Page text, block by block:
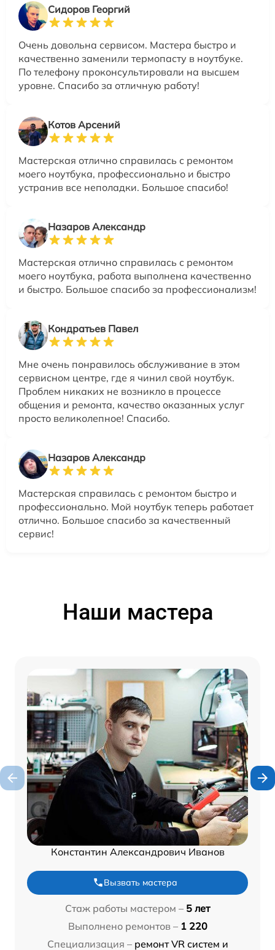
Сидоров Георгий
Очень довольна сервисом. Мастера быстро и
качественно заменили термопасту в ноутбуке.
По телефону проконсультировали на высшем
уровне. Спасибо за отличную работу!
Котов Арсений
Мастерская отлично справилась с ремонтом
моего ноутбука, профессионально и быстро
устранив все неполадки. Большое спасибо!
Назаров Александр
Мастерская отлично справилась с ремонтом
моего ноутбука, работа выполнена качественно
и быстро. Большое спасибо за профессионализм!
Кондратьев Павел
Мне очень понравилось обслуживание в этом
сервисном центре, где я чинил свой ноутбук.
Проблем никаких не возникло в процессе
общения и ремонта, качество оказанных услуг
просто великолепное! Спасибо.
Назаров Александр
Мастерская справилась с ремонтом быстро и
профессионально. Мой ноутбук теперь работает
отлично. Большое спасибо за качественный
сервис!
Наши мастера
Константин Александрович Иванов
Вызвать мастера
Стаж работы мастером – 5 лет
Выполнено ремонтов – 1 220
Специализация – ремонт VR систем и